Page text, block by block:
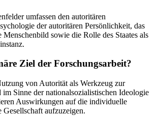
umfassen den autoritären
der autoritären Persönlichkeit, das
Menschenbild sowie die Rolle des Staates als
Ziel der Forschungsarbeit?
von Autorität als Werkzeug zur
im Sinne der nationalsozialistischen Ideologie
Auswirkungen auf die individuelle
aufzuzeigen.